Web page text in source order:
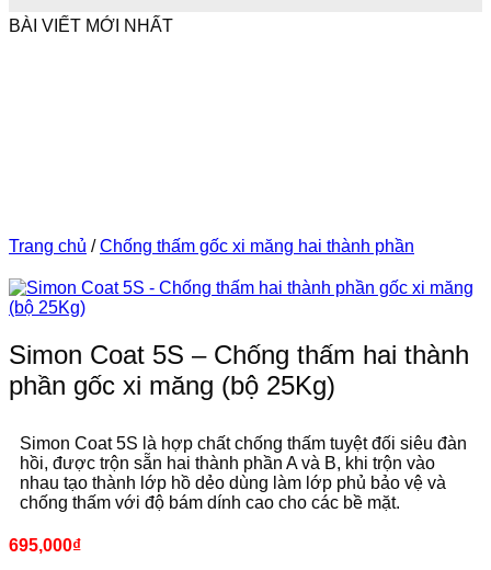
BÀI VIẾT MỚI NHẤT
Trang chủ / Chống thấm gốc xi măng hai thành phần
Simon Coat 5S – Chống thấm hai thành
phần gốc xi măng (bộ 25Kg)
Simon Coat 5S là hợp chất chống thấm tuyệt đối siêu đàn
hồi, được trộn sẵn hai thành phần A và B, khi trộn vào
nhau tạo thành lớp hồ dẻo dùng làm lớp phủ bảo vệ và
chống thấm với độ bám dính cao cho các bề mặt.
695,000₫